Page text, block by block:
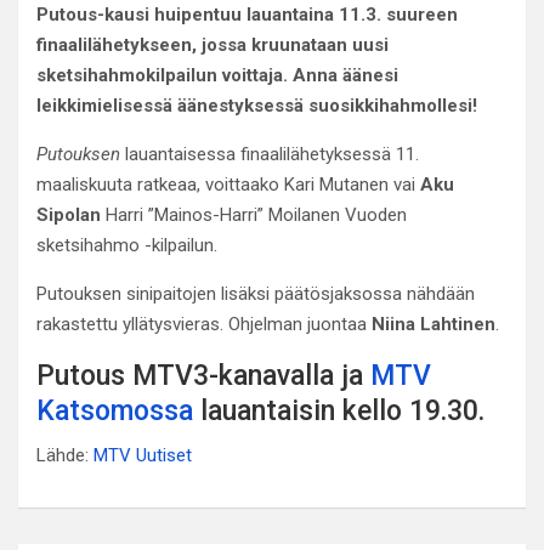
Putous-kausi huipentuu lauantaina 11.3. suureen
finaalilähetykseen, jossa kruunataan uusi
sketsihahmokilpailun voittaja. Anna äänesi
leikkimielisessä äänestyksessä suosikkihahmollesi!
Putouksen lauantaisessa finaalilähetyksessä 11.
maaliskuuta ratkeaa, voittaako Kari Mutanen vai Aku
Sipolan Harri ”Mainos-Harri” Moilanen Vuoden
sketsihahmo -kilpailun.
Putouksen sinipaitojen lisäksi päätösjaksossa nähdään
rakastettu yllätysvieras. Ohjelman juontaa Niina Lahtinen.
Putous MTV3-kanavalla ja MTV
Katsomossa lauantaisin kello 19.30.
Lähde: MTV Uutiset